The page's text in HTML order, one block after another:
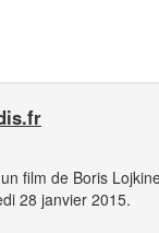
film de Boris
28 janvier 2015.